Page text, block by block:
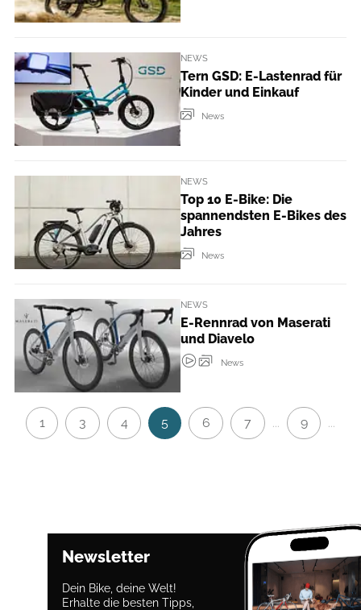
NEWS
Tern GSD: E-Lastenrad für
Kinder und Einkauf
News
NEWS
Top 10 E-Bike: Die
spannendsten E-Bikes des
Jahres
News
NEWS
E-Rennrad von Maserati
und Diavelo
News
1 3 4 5 6 7 9
Newsletter
Dein Bike, deine Welt!
Erhalte die besten Tipps,